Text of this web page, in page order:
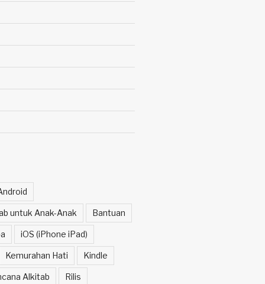
untuk Anak-Anak Bantuan
iOS (iPhone iPad)
Kemurahan Hati Kindle
Alkitab Rilis